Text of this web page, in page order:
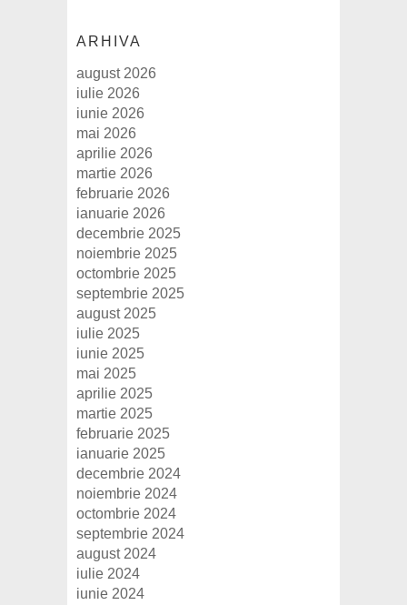
ARHIVA
august 2026
iulie 2026
iunie 2026
mai 2026
aprilie 2026
martie 2026
februarie 2026
ianuarie 2026
decembrie 2025
noiembrie 2025
octombrie 2025
septembrie 2025
august 2025
iulie 2025
iunie 2025
mai 2025
aprilie 2025
martie 2025
februarie 2025
ianuarie 2025
decembrie 2024
noiembrie 2024
octombrie 2024
septembrie 2024
august 2024
iulie 2024
iunie 2024